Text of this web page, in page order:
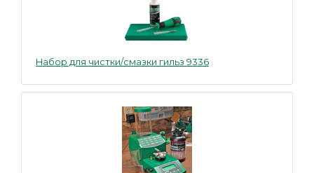
Набор для чистки/смазки гильз 9336